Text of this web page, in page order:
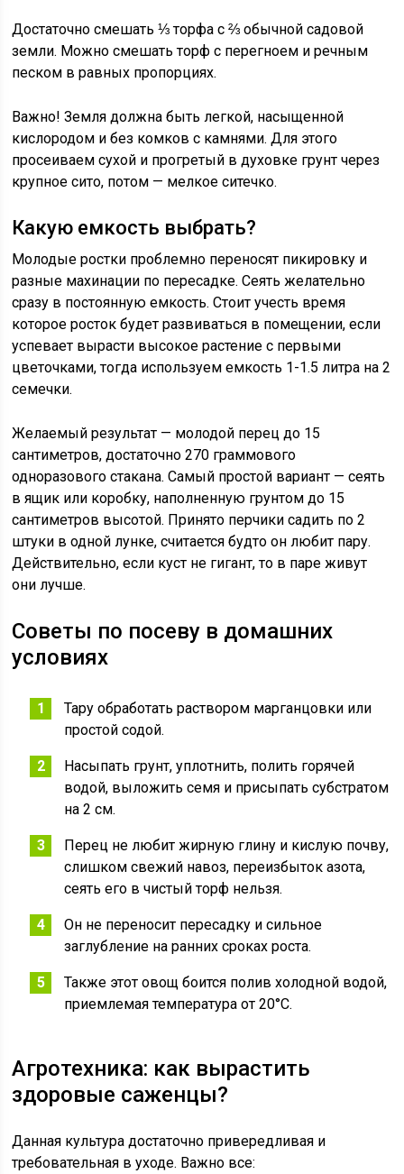
Достаточно смешать ⅓ торфа с ⅔ обычной садовой
земли. Можно смешать торф с перегноем и речным
песком в равных пропорциях.
Важно! Земля должна быть легкой, насыщенной
кислородом и без комков с камнями. Для этого
просеиваем сухой и прогретый в духовке грунт через
крупное сито, потом — мелкое ситечко.
Какую емкость выбрать?
Молодые ростки проблемно переносят пикировку и
разные махинации по пересадке. Сеять желательно
сразу в постоянную емкость. Стоит учесть время
которое росток будет развиваться в помещении, если
успевает вырасти высокое растение с первыми
цветочками, тогда используем емкость 1-1.5 литра на 2
семечки.
Желаемый результат — молодой перец до 15
сантиметров, достаточно 270 граммового
одноразового стакана. Самый простой вариант — сеять
в ящик или коробку, наполненную грунтом до 15
сантиметров высотой. Принято перчики садить по 2
штуки в одной лунке, считается будто он любит пару.
Действительно, если куст не гигант, то в паре живут
они лучше.
Советы по посеву в домашних
условиях
Тару обработать раствором марганцовки или
простой содой.
Насыпать грунт, уплотнить, полить горячей
водой, выложить семя и присыпать субстратом
на 2 см.
Перец не любит жирную глину и кислую почву,
слишком свежий навоз, переизбыток азота,
сеять его в чистый торф нельзя.
Он не переносит пересадку и сильное
заглубление на ранних сроках роста.
Также этот овощ боится полив холодной водой,
приемлемая температура от 20°C.
Агротехника: как вырастить
здоровые саженцы?
Данная культура достаточно привередливая и
требовательная в уходе. Важно все: